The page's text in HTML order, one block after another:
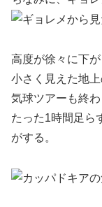
高度が徐々に下が
小さく見えた地
気球ツアーも終
たった1時間足ら
がする。